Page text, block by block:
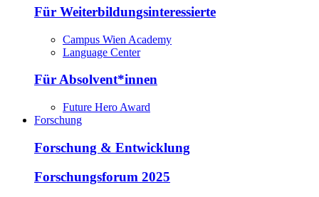
Für Weiterbildungsinteressierte
Campus Wien Academy
Language Center
Für Absolvent*innen
Future Hero Award
Forschung
Forschung & Entwicklung
Forschungsforum 2025